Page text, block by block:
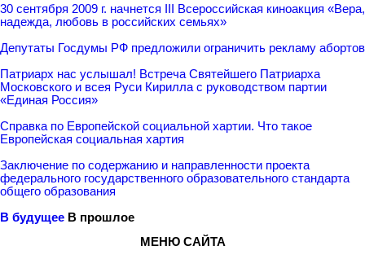
30 сентября 2009 г. начнется III Всероссийская киноакция «Вера,
надежда, любовь в российских семьях»
Депутаты Госдумы РФ предложили ограничить рекламу абортов
Патриарх нас услышал! Встреча Святейшего Патриарха
Московского и всея Руси Кирилла с руководством партии
«Единая Россия»
Справка по Европейской социальной хартии. Что такое
Европейская социальная хартия
Заключение по содержанию и направленности проекта
федерального государственного образовательного стандарта
общего образования
В будущее В прошлое
МЕНЮ САЙТА